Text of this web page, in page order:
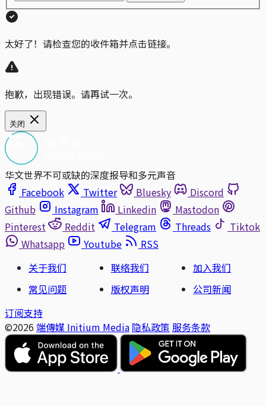
太好了！请检查您的收件箱并点击链接。
抱歉，出现错误。请再试一次。
关闭
华文世界不可或缺的深度报导和多元声音
Facebook
Twitter Bluesky
Discord
Github
Instagram Linkedin
Mastodon
Pinterest
Reddit Telegram Threads
Tiktok
Whatsapp
Youtube
RSS
关于我们
联络我们
加入我们
常见问题
版权声明
公司新闻
订阅支持
©2026 端傳媒 Initium Media 隐私政策 服务条款